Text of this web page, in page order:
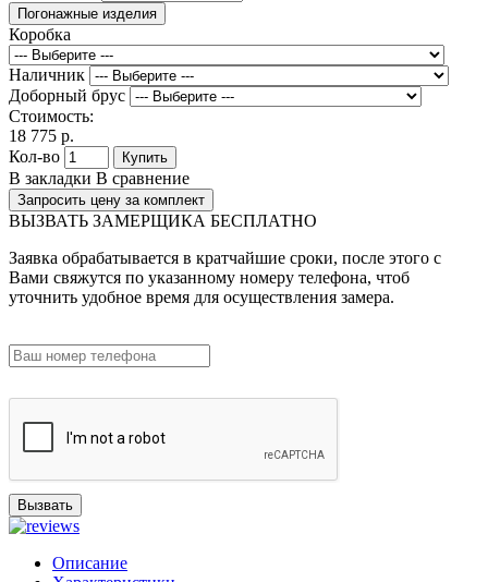
Погонажные изделия
Коробка
Наличник
Доборный брус
Стоимость:
18 775 р.
Кол-во
Купить
В закладки В сравнение
Запросить цену за комплект
ВЫЗВАТЬ ЗАМЕРЩИКА БЕСПЛАТНО
Заявка обрабатывается в кратчайшие сроки, после этого с
Вами свяжутся по указанному номеру телефона, чтоб
уточнить удобное время для осуществления замера.
Вызвать
Описание